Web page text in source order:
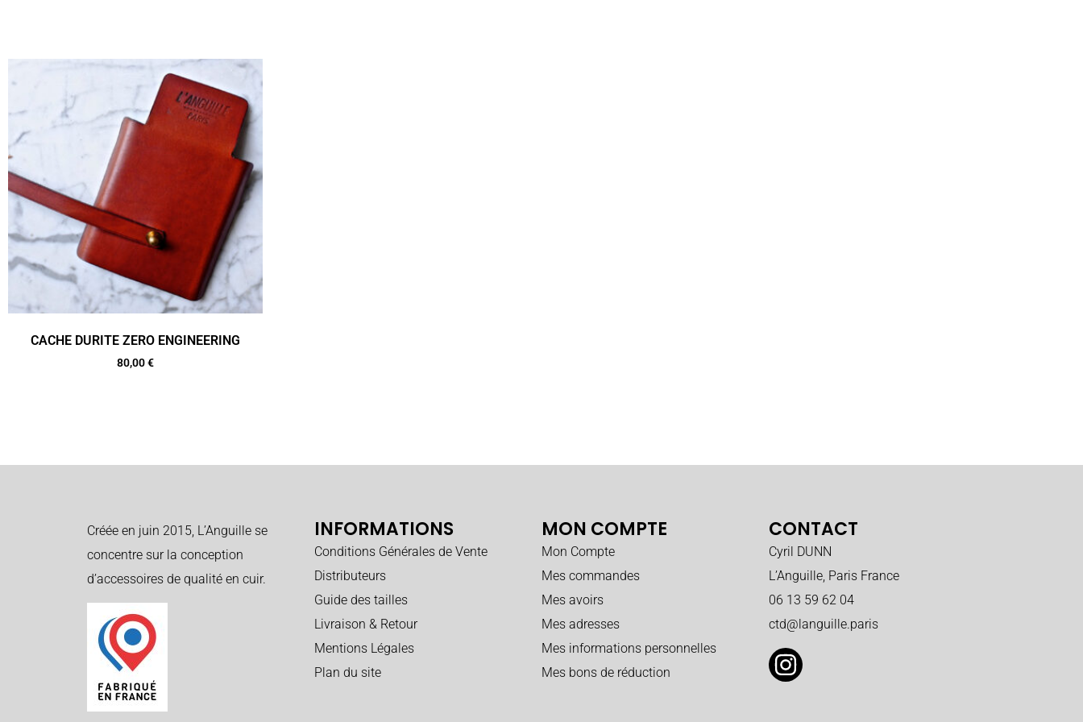
CACHE DURITE ZERO ENGINEERING
80,00€
Créée en juin 2015, L’Anguille se
concentre sur la conception
d’accessoires de qualité en cuir.
INFORMATIONS
Conditions Générales de Vente
Distributeurs
Guide des tailles
Livraison & Retour
Mentions Légales
Plan du site
MON COMPTE
Mon Compte
Mes commandes
Mes avoirs
Mes adresses
Mes informations personnelles
Mes bons de réduction
CONTACT
Cyril DUNN
L’Anguille, Paris France
06 13 59 62 04
ctd@languille.paris